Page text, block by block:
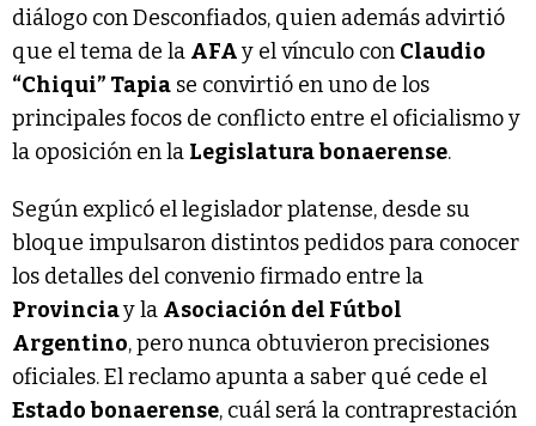
diálogo con Desconfiados, quien además advirtió
que el tema de la AFAy el vínculo con Claudio
“Chiqui” Tapia se convirtió en uno de los
principales focos de conflicto entre el oficialismo y
la oposición en la Legislatura bonaerense.
Según explicó el legislador platense, desde su
bloque impulsaron distintos pedidos para conocer
los detalles del convenio firmado entre la
Provinciay la Asociación del Fútbol
Argentino, pero nunca obtuvieron precisiones
oficiales. El reclamo apunta a saber qué cede el
Estado bonaerense, cuál será la contraprestación